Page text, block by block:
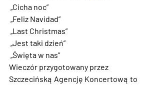
„Cicha noc”
„Feliz Navidad”
„Last Christmas”
„Jest taki dzień”
„Święta w nas”
Wieczór przygotowany przez
Szczecińską Agencję Koncertową to